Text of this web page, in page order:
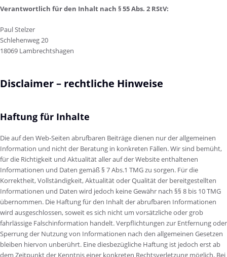
Verantwortlich für den Inhalt nach § 55 Abs. 2 RStV:
Paul Stelzer
Schlehenweg 20
18069 Lambrechtshagen
Disclaimer – rechtliche Hinweise
Haftung für Inhalte
Die auf den Web-Seiten abrufbaren Beiträge dienen nur der allgemeinen
Information und nicht der Beratung in konkreten Fällen. Wir sind bemüht,
für die Richtigkeit und Aktualität aller auf der Website enthaltenen
Informationen und Daten gemäß § 7 Abs.1 TMG zu sorgen. Für die
Korrektheit, Vollständigkeit, Aktualität oder Qualität der bereitgestellten
Informationen und Daten wird jedoch keine Gewähr nach §§ 8 bis 10 TMG
übernommen. Die Haftung für den Inhalt der abrufbaren Informationen
wird ausgeschlossen, soweit es sich nicht um vorsätzliche oder grob
fahrlässige Falschinformation handelt. Verpflichtungen zur Entfernung oder
Sperrung der Nutzung von Informationen nach den allgemeinen Gesetzen
bleiben hiervon unberührt. Eine diesbezügliche Haftung ist jedoch erst ab
dem Zeitpunkt der Kenntnis einer konkreten Rechtsverletzung möglich. Bei